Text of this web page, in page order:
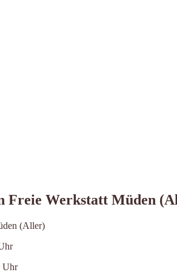
Freie Werkstatt Müden
Uhr